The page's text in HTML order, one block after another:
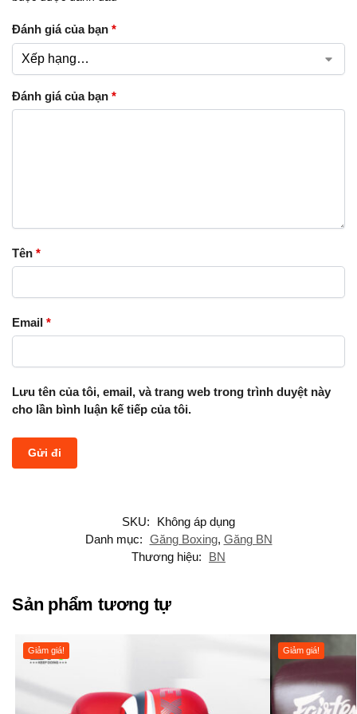
Đánh giá của bạn *
Đánh giá của bạn *
Tên *
Email *
Lưu tên của tôi, email, và trang web trong trình duyệt này
cho lần bình luận kế tiếp của tôi.
SKU:
Không áp dụng
Danh mục: Găng Boxing, Găng BN
Thương hiệu:
BN
Sản phẩm tương tự
Giảm giá! Giảm giá!